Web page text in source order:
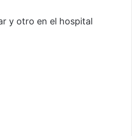
y otro en el hospital